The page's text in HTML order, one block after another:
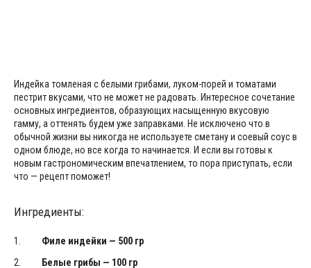
Индейка томленая с белыми грибами, луком-порей и томатами
пестрит вкусами, что не может не радовать. Интересное сочетание
основных ингредиентов, образующих насыщенную вкусовую
гамму, а оттенять будем уже заправками. Не исключено что в
обычной жизни вы никогда не используете сметану и соевый соус в
одном блюде, но все когда то начинается. И если вы готовы к
новым гастрономическим впечатлением, то пора приступать, если
что — рецепт поможет!
Ингредиенты:
Филе индейки — 500 гр
Белые грибы — 100 гр